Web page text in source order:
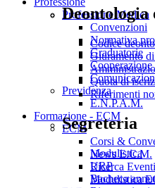
Deontologia
Codice
Giuramento
Quota di
Riferimenti
Segreteria
Modulistica
URP
Bacheca
Professione Medica
Convenzioni
Normativa
Graduatorie
Previdenza
E.N.P.A.M.
Formazione - ECM
ECM
Corsi &
News E.C.M.
Ricerca
Modulistica